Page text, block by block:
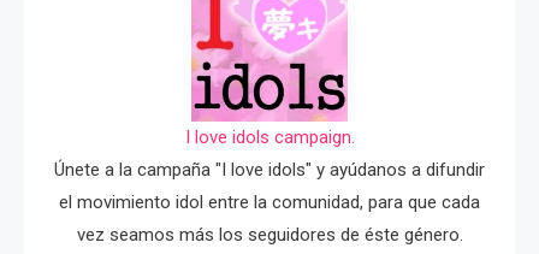
I love idols campaign.
Únete a la campaña "I love idols" y ayúdanos a difundir
el movimiento idol entre la comunidad, para que cada
vez seamos más los seguidores de éste género.